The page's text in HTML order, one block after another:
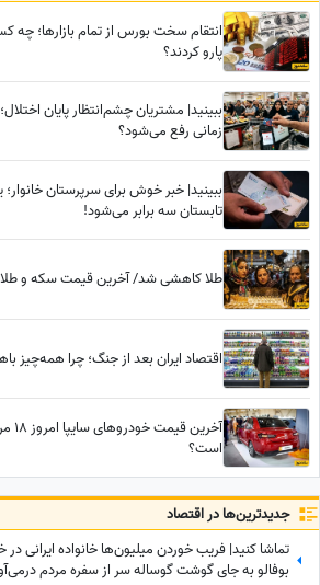
پارو کردند؟
ببینید| مشتریان چشم‌انتظار پایان
زمانی رفع می‌شود؟
ببینید| خبر خوش برای سرپرستان خانوار؛
تابستان سه برابر می‌شود!
طلا کاهشی شد/ آخرین قیمت سکه و طلا امروز
اقتصاد ایران بعد از جنگ؛ چرا همه‌چیز
است؟
جدید‌ترین‌ها در اقتصاد
تماشا کنید| فریب خوردن میلیون‌ها خانواده ایرانی
بوفالو به جای گوشت گوساله سر از سفره مردم